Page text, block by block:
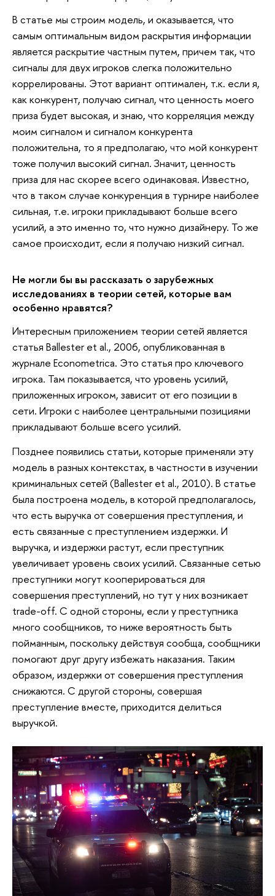
В статье мы строим модель, и оказывается, что
самым оптимальным видом раскрытия информации
является раскрытие частным путем, причем так, что
сигналы для двух игроков слегка положительно
коррелированы. Этот вариант оптимален, т.к. если я,
как конкурент, получаю сигнал, что ценность моего
приза будет высокая, и знаю, что корреляция между
моим сигналом и сигналом конкурента
положительна, то я предполагаю, что мой конкурент
тоже получил высокий сигнал. Значит, ценность
приза для нас скорее всего одинаковая. Известно,
что в таком случае конкуренция в турнире наиболее
сильная, т.е. игроки прикладывают больше всего
усилий, а это именно то, что нужно дизайнеру. То же
самое происходит, если я получаю низкий сигнал.
Не могли бы вы рассказать о зарубежных
исследованиях в теории сетей, которые вам
особенно нравятся?
Интересным приложением теории сетей является
статья Ballester et al., 2006, опубликованная в
журнале Econometrica. Это статья про ключевого
игрока. Там показывается, что уровень усилий,
приложенных игроком, зависит от его позиции в
сети. Игроки с наиболее центральными позициями
прикладывают больше всего усилий.
Позднее появились статьи, которые применяли эту
модель в разных контекстах, в частности в изучении
криминальных сетей (Ballester et al., 2010). В статье
была построена модель, в которой предполагалось,
что есть выручка от совершения преступления, и
есть связанные с преступлением издержки. И
выручка, и издержки растут, если преступник
увеличивает уровень своих усилий. Связанные сетью
преступники могут кооперироваться для
совершения преступлений, но тут у них возникает
trade-off. С одной стороны, если у преступника
много сообщников, то ниже вероятность быть
пойманным, поскольку действуя сообща, сообщники
помогают друг другу избежать наказания. Таким
образом, издержки от совершения преступления
снижаются. С другой стороны, совершая
преступление вместе, приходится делиться
выручкой.